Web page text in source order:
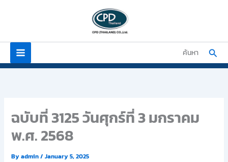
ค้นหา
ฉบับที่ 3125 วันศุกร์ที่ 3 มกราคม
พ.ศ. 2568
Byadmin/January 5, 2025